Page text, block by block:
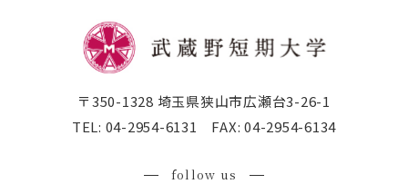
〒350-1328 埼玉県狭山市広瀬台3-26-1
TEL: 04-2954-6131 FAX: 04-2954-6134
follow us